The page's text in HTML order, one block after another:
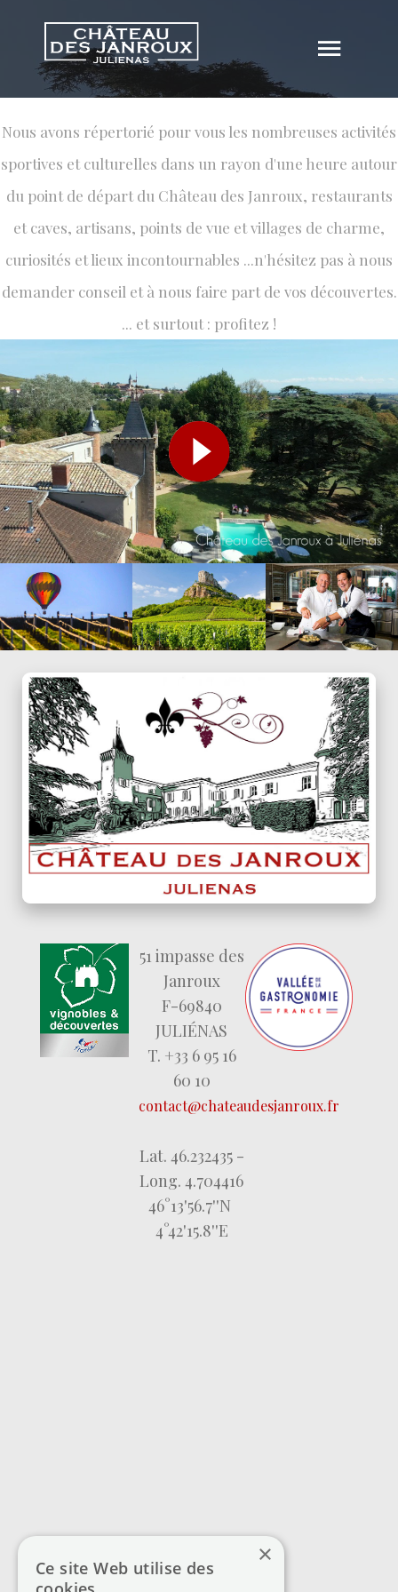
LA RÉGION
Bienvenue dans le Beaujolais
Nous avons répertorié pour vous les nombreuses activités
sportives et culturelles dans un rayon d'une heure autour
du point de départ du Château des Janroux, restaurants
et caves, artisans, points de vue et villages de charme,
curiosités et lieux incontournables ...n'hésitez pas à nous
demander conseil et à nous faire part de vos découvertes.
... et surtout : profitez !
51 impasse des
Janroux
F-69840
JULIÉNAS
T. +33 6 95 16
60 10
contact@chateaudesjanroux.fr
Lat. 46.232435 -
Long. 4.704416
46°13'56.7''N
4°42'15.8''E
×
Ce site Web utilise des